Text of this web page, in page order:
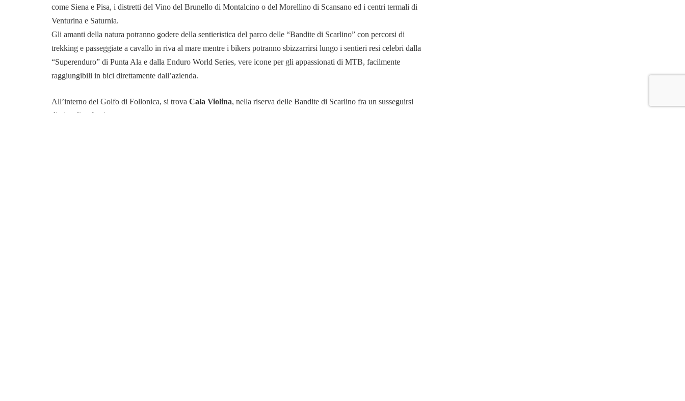
come Siena e Pisa, i distretti del Vino del Brunello di Montalcino o del Morellino di Scansano ed i centri termali di
Venturina e Saturnia.
Gli amanti della natura potranno godere della sentieristica del parco delle “Bandite di Scarlino” con percorsi di
trekking e passeggiate a cavallo in riva al mare mentre i bikers potranno sbizzarrirsi lungo i sentieri resi celebri dalla
“Superenduro” di Punta Ala e dalla Enduro World Series, vere icone per gli appassionati di MTB, facilmente
raggiungibili in bici direttamente dall’azienda.
All’interno del Golfo di Follonica, si trova Cala Violina, nella riserva delle Bandite di Scarlino fra un susseguirsi
di piccoli anfratti.